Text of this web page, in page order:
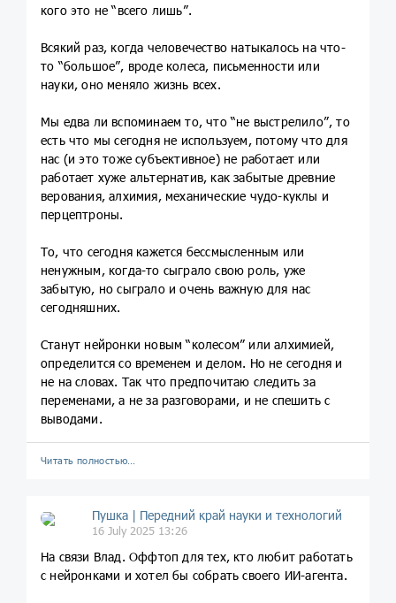
кого это не “всего лишь”.
Всякий раз, когда человечество натыкалось на что-
то “большое”, вроде колеса, письменности или
науки, оно меняло жизнь всех.
Мы едва ли вспоминаем то, что “не выстрелило”, то
есть что мы сегодня не используем, потому что для
нас (и это тоже субъективное) не работает или
работает хуже альтернатив, как забытые древние
верования, алхимия, механические чудо-куклы и
перцептроны.
То, что сегодня кажется бессмысленным или
ненужным, когда-то сыграло свою роль, уже
забытую, но сыграло и очень важную для нас
сегодняшних.
Станут нейронки новым “колесом” или алхимией,
определится со временем и делом. Но не сегодня и
не на словах. Так что предпочитаю следить за
переменами, а не за разговорами, и не спешить с
выводами.
Читать полностью…
Пушка | Передний край науки и технологий
16 July 2025 13:26
На связи Влад. Оффтоп для тех, кто любит работать
с нейронками и хотел бы собрать своего ИИ-агента.